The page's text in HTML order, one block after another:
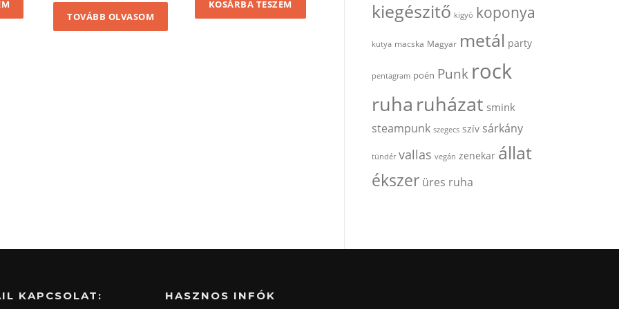
TOVÁBB OLVASOM
4
2
KOSÁRBA TESZEM kiegészitő kigyó koponya
kutya macska Magyar metál party
pentagram poén Punk rock
ruha ruházat smink
steampunk szegecs szív sárkány
tündér vallas vegán zenekar állat
ékszer üres ruha
KAPCSOLAT: HASZNOS INFÓK